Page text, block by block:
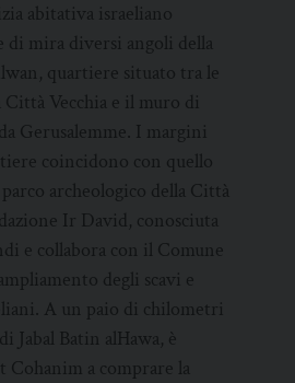
abitativa israeliano
di mira diversi angoli della
quartiere situato tra le
Vecchia e il muro di
Gerusalemme. I margini
coincidono con quello
archeologico della Città
Ir David, conosciuta
e collabora con il Comune
degli scavi e
A un paio di chilometri
Jabal Batin alHawa, è
Cohanim a comprare la